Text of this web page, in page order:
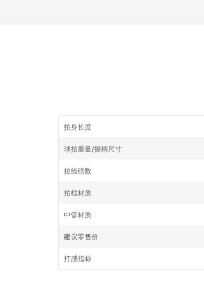
拍身长度
球拍重量/握柄尺寸
拉线磅数
拍框材质
中管材质
建议零售价
打感指标